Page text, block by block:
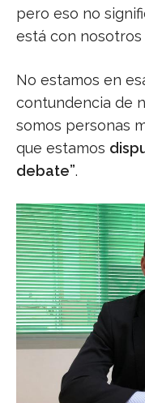
pero eso no
está con
No estamos en
contundencia de
somos personas
que estamos
debate”.